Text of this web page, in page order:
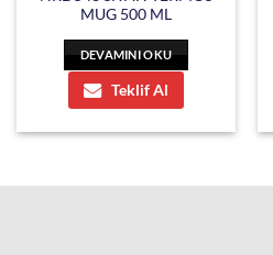
MUG 500 ML
DEVAMINI OKU
Teklif Al